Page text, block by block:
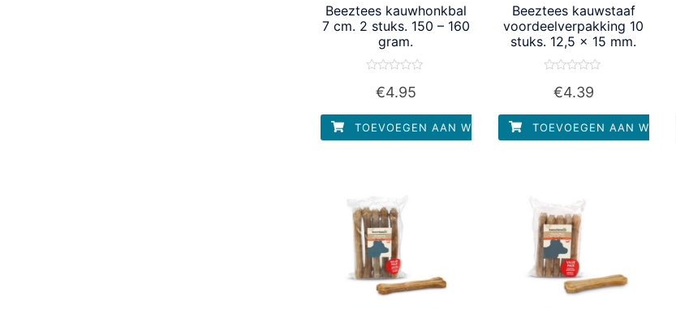
Beeztees kauwhonkbal
7 cm. 2 stuks. 150 – 160
gram.
5
€4.95
TOEVOEGEN AAN WINKELWAGEN
Beeztees kauwstaaf
voordeelverpakking 10
stuks. 12,5 x 15 mm.
5
€4.39
TOEVOEGEN AAN